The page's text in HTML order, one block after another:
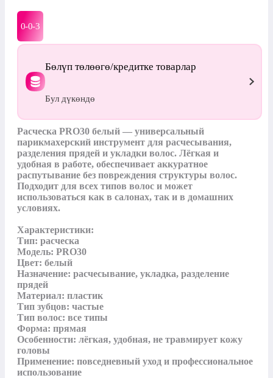
0-0-3
Бөлүп төлөөгө/кредитке товарлар
Бул дүкөндө
Расческа PRO30 белый — универсальный
парикмахерский инструмент для расчесывания,
разделения прядей и укладки волос. Лёгкая и
удобная в работе, обеспечивает аккуратное
распутывание без повреждения структуры волос.
Подходит для всех типов волос и может
использоваться как в салонах, так и в домашних
условиях.
Характеристики:
Тип: расческа
Модель: PRO30
Цвет: белый
Назначение: расчесывание, укладка, разделение
прядей
Материал: пластик
Тип зубцов: частые
Тип волос: все типы
Форма: прямая
Особенности: лёгкая, удобная, не травмирует кожу
головы
Применение: повседневный уход и профессиональное
использование